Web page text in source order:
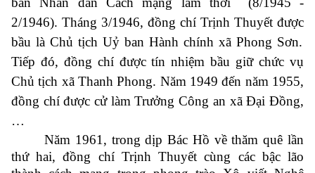
2/1946). Tháng 3/1946, đồng chí Trịnh Thuyết được
bầu là Chủ tịch Uỷ ban Hành chính xã Phong Sơn.
Tiếp đó, đồng chí được tín nhiệm bầu giữ chức vụ
Chủ tịch xã Thanh Phong. Năm 1949 đến năm 1955,
đồng chí được cử làm Trưởng Công an xã Đại Đồng,
…
Năm 1961, trong dịp Bác Hồ về thăm quê lần
thứ hai, đồng chí Trịnh Thuyết cùng các bậc lão